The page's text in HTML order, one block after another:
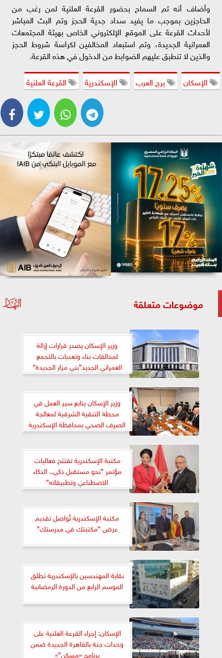
وأضاف أنه تم السماح بحضور القرعة العلنية لمن رغب من
الحاجزين بموجب ما يفيد سداد جدية الحجز وتم البث المباشر
لأحداث القرعة على الموقع الإلكتروني الخاص بهيئة المجتمعات
العمرانية الجديدة، وتم استبعاد المخالفين لكراسة شروط الحجز
والذين لا تنطبق عليهم الضوابط من الدخول في هذه القرعة.
الإسكان
برج العرب الإسكندرية القرعة العلنية
موضوعات متعلقة
وزير الإسكان يصدر قرارات إزالة
لمخالفات بناء وتعديات بالتجمع
العمراني الجديد”بني مزار الجديدة”
وزير الإسكان يتابع سير العمل في
محطة التنقية الشرقية لمعالجة
الصرف الصحي بمحافظة الإسكندرية
مكتبة الإسكندرية تفتتح فعاليات
مؤتمر ”نحو مستقبل ذكي.. الذكاء
الاصطناعي وتطبيقاته”
مكتبة الإسكندرية تُواصل تقديم
عرض ”مكتبتك في مدرستك”
نقابة المهندسين بالإسكندرية تطلق
الموسم الرابع من الدورة الرمضانية
الإسكان: إجراء القرعة العلنية على
وحدات جنة بالقاهرة الجديدة ضمن
برنامج «مسكن”»